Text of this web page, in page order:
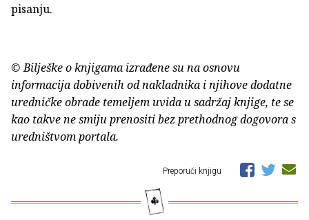
pisanju.
© Bilješke o knjigama izrađene su na osnovu
informacija dobivenih od nakladnika i njihove dodatne
uredničke obrade temeljem uvida u sadržaj knjige, te se
kao takve ne smiju prenositi bez prethodnog dogovora s
uredništvom portala.
Preporuči knjigu